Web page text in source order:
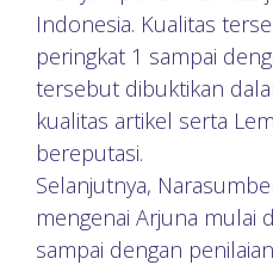
Indonesia. Kualitas
peringkat 1 sampai
tersebut dibuktikan
kualitas artikel serta
bereputasi.
Selanjutnya,
mengenai Arjuna mulai
sampai dengan